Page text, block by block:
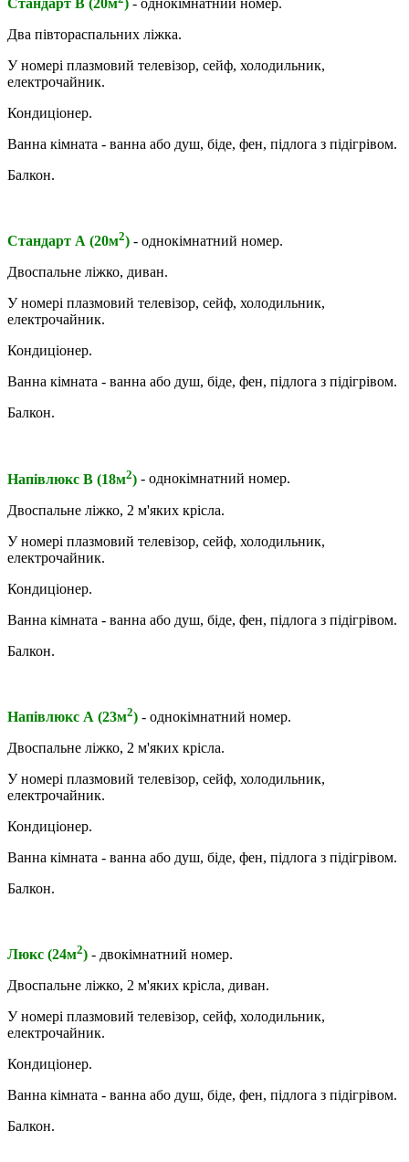
Стандарт В (20м ) - однокімнатний номер.
Два півтораспальних ліжка.
У номері плазмовий телевізор, сейф, холодильник,
електрочайник.
Кондиціонер.
Ванна кімната - ванна або душ, біде, фен, підлога з підігрівом.
Балкон.
Стандарт А (20м2) - однокімнатний номер.
Двоспальне ліжко, диван.
У номері плазмовий телевізор, сейф, холодильник,
електрочайник.
Кондиціонер.
Ванна кімната - ванна або душ, біде, фен, підлога з підігрівом.
Балкон.
Напівлюкс В (18м2) - однокімнатний номер.
Двоспальне ліжко, 2 м'яких крісла.
У номері плазмовий телевізор, сейф, холодильник,
електрочайник.
Кондиціонер.
Ванна кімната - ванна або душ, біде, фен, підлога з підігрівом.
Балкон.
Напівлюкс А (23м2) - однокімнатний номер.
Двоспальне ліжко, 2 м'яких крісла.
У номері плазмовий телевізор, сейф, холодильник,
електрочайник.
Кондиціонер.
Ванна кімната - ванна або душ, біде, фен, підлога з підігрівом.
Балкон.
Люкс (24м2) - двокімнатний номер.
Двоспальне ліжко, 2 м'яких крісла, диван.
У номері плазмовий телевізор, сейф, холодильник,
електрочайник.
Кондиціонер.
Ванна кімната - ванна або душ, біде, фен, підлога з підігрівом.
Балкон.